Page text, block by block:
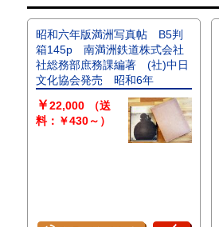
昭和六年版満洲写真帖 B5判
箱145p 南満洲鉄道株式会社
社総務部庶務課編著 (社)中日
文化協会発売 昭和6年
￥22,000
（送
料：￥430～）